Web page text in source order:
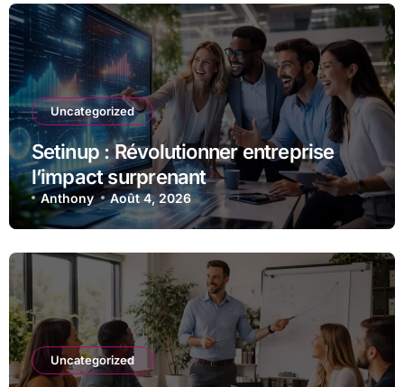
Uncategorized
Setinup : Révolutionner entreprise
l’impact surprenant
Anthony Août 4, 2026
Uncategorized